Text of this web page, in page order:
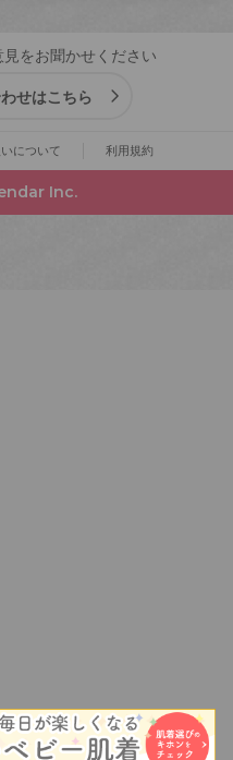
をお聞かせください
せはこちら
について 利用規約
Inc.